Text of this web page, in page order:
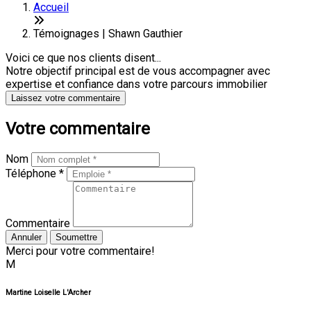
Accueil
Témoignages | Shawn Gauthier
Voici ce que nos clients disent...
Notre objectif principal est de vous accompagner avec
expertise et confiance dans votre parcours immobilier
Laissez votre commentaire
Votre commentaire
Nom
Téléphone *
Commentaire
Annuler Soumettre
Merci pour votre commentaire!
M
Martine Loiselle L'Archer